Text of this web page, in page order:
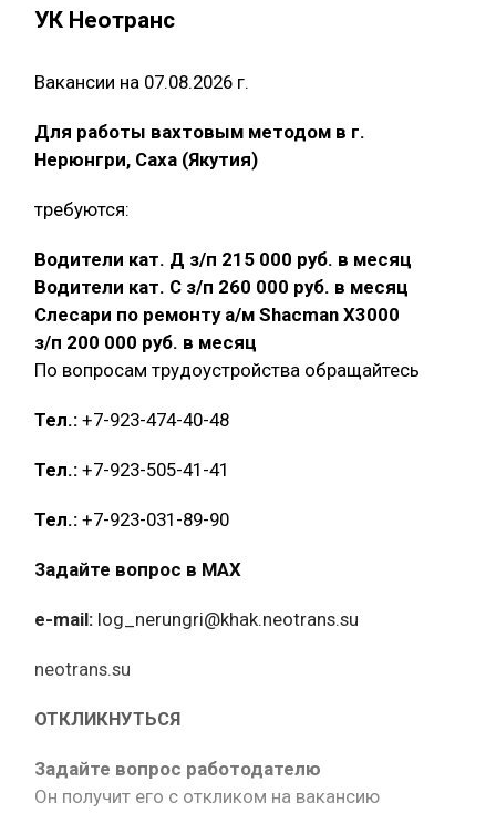
УК Неотранс
Вакансии на 07.08.2026 г.
Для работы вахтовым методом в г.
Нерюнгри, Саха (Якутия)
требуются:
Водители кат. Д з/п 215 000 руб. в месяц
Водители кат. С з/п 260 000 руб. в месяц
Слесари по ремонту а/м Shacman X3000
з/п 200 000 руб. в месяц
По вопросам трудоустройства обращайтесь
Тел.: +7-923-474-40-48
Тел.: +7-923-505-41-41
Тел.: +7-923-031-89-90
Задайте вопрос в MAX
e-mail: log_nerungri@khak.neotrans.su
neotrans.su
ОТКЛИКНУТЬСЯ
Задайте вопрос работодателю
Он получит его с откликом на вакансию